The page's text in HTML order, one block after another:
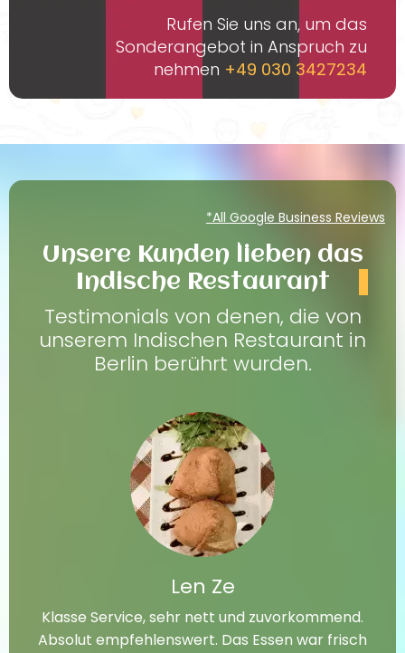
Rufen Sie uns an, um das
Sonderangebot in Anspruch zu
nehmen +49 030 3427234
*All Google Business Reviews
Unsere Kunden lieben das
Indische Restaurant
Testimonials von denen, die von
unserem Indischen Restaurant in
Berlin berührt wurden.
Len Ze
Klasse Service, sehr nett und zuvorkommend.
Absolut empfehlenswert. Das Essen war frisch